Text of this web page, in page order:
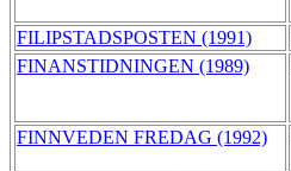
FILIPSTADSPOSTEN (1991)
FINANSTIDNINGEN (1989)
FINNVEDEN FREDAG (1992)